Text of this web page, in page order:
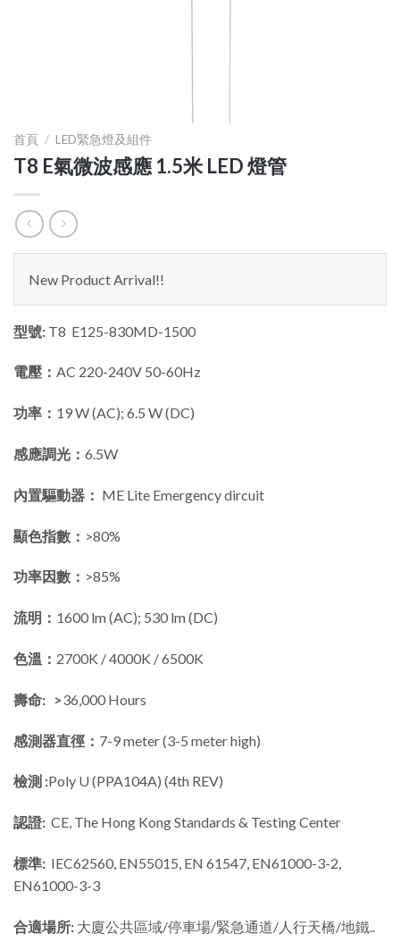
首頁 / LED緊急燈及組件
T8 E氣微波感應 1.5米 LED 燈管
New Product Arrival!!
型號: T8 E125-830MD-1500
電壓： AC 220-240V 50-60Hz
功率： 19 W (AC); 6.5 W (DC)
感應調光： 6.5W
內置驅動器： ME Lite Emergency dircuit
顯色指數： >80%
功率因數： >85%
流明： 1600 lm (AC); 530 lm (DC)
色溫： 2700K / 4000K / 6500K
壽命: >36,000 Hours
感測器直徑： 7-9 meter (3-5 meter high)
檢測 :Poly U (PPA104A) (4th REV)
認證: CE, The Hong Kong Standards & Testing Center
標準: IEC62560, EN55015, EN 61547, EN61000-3-2,
EN61000-3-3
合適場所: 大廈公共區域/停車場/緊急通道/人行天橋/地鐵..